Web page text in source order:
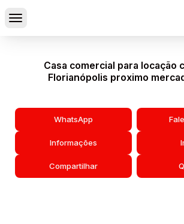
Casa comercial para locação
Florianópolis proximo
WhatsApp
Informações
Compartilhar